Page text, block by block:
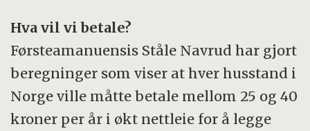
Hva vil vi betale?
Førsteamanuensis Ståle Navrud har gjort
beregninger som viser at hver husstand i
Norge ville måtte betale mellom 25 og 40
kroner per år i økt nettleie for å legge